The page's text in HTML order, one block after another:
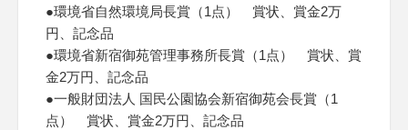
●環境省自然環境局長賞（1点） 賞状、賞金2万
円、記念品
●環境省新宿御苑管理事務所長賞（1点） 賞状、賞
金2万円、記念品
●一般財団法人 国民公園協会新宿御苑会長賞（1
点） 賞状、賞金2万円、記念品